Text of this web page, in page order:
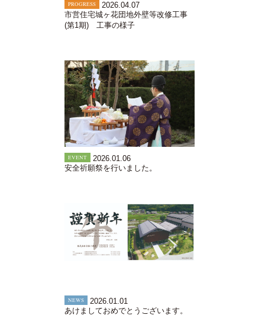
PROGRESS
2026.04.07
市営住宅城ヶ花団地外壁等改修工事
(第1期) 工事の様子
EVENT
2026.01.06
安全祈願祭を行いました。
NEWS
2026.01.01
あけましておめでとうございます。